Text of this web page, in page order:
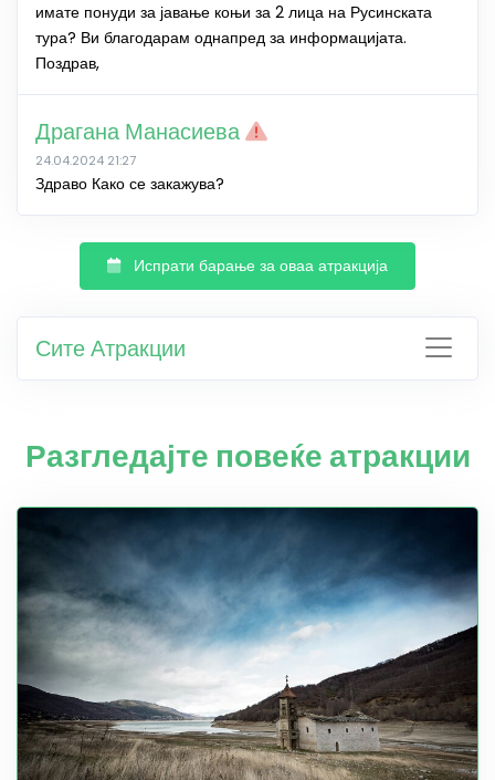
имате понуди за јавање коњи за 2 лица на Русинската
тура? Ви благодарам однапред за информацијата.
Поздрав,
Драгана Манасиева
24.04.2024 21:27
Здраво Како се закажува?
Испрати барање за оваа атракција
Сите Атракции
Разгледајте повеќе атракции